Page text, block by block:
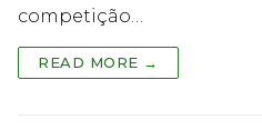
competição…
READ MORE →